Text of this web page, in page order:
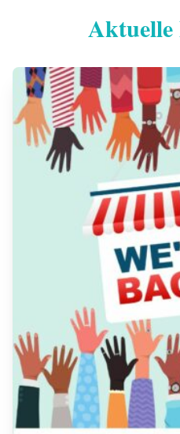
Aktuelle